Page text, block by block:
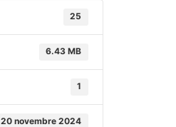
25
6.43 MB
1
20 novembre 2024